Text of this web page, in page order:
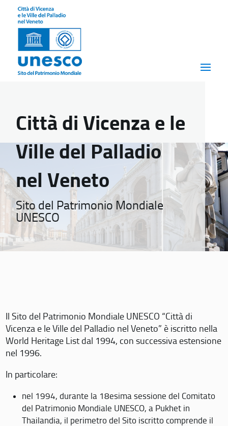
Città di Vicenza e le
Ville del Palladio
nel Veneto
Sito del Patrimonio Mondiale
UNESCO
Il Sito del Patrimonio Mondiale UNESCO “Città di
Vicenza e le Ville del Palladio nel Veneto” è iscritto nella
World Heritage List dal 1994, con successiva estensione
nel 1996.
In particolare:
nel 1994, durante la 18esima sessione del Comitato
del Patrimonio Mondiale UNESCO, a Pukhet in
Thailandia, il perimetro del Sito iscritto comprende il